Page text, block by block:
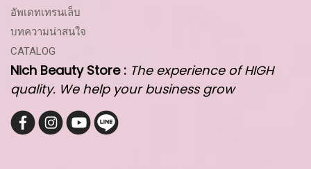
อัพเดทเทรนเล็บ
บทความน่าสนใจ
CATALOG
Nich Beauty Store : The experience of HIGH
quality. We help your business grow